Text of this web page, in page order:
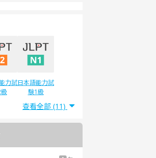
力試日本語能力試
験1級
查看全部 (11)